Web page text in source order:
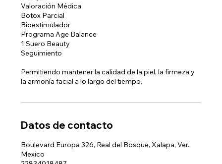
Valoración Médica
Botox Parcial
Bioestimulador
Programa Age Balance
1 Suero Beauty
Seguimiento
Permitiendo mantener la calidad de la piel, la firmeza y
la armonía facial a lo largo del tiempo.
Datos de contacto
Boulevard Europa 326, Real del Bosque, Xalapa, Ver.,
Mexico